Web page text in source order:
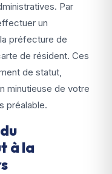
Par
un
préfecture de
de résident. Ces
de statut,
minutieuse de votre
préalable.
à la